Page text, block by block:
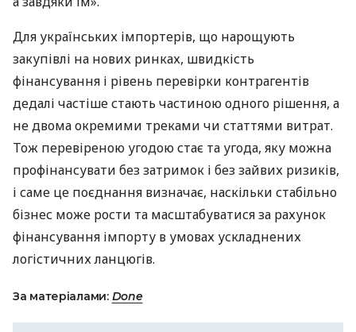
Для українських імпортерів, що нарощують
закупівлі на нових ринках, швидкість
фінансування і рівень перевірки контрагентів
дедалі частіше стають частиною одного рішення, а
не двома окремими треками чи статтями витрат.
Тож перевіреною угодою стає та угода, яку можна
профінансувати без затримок і без зайвих ризиків,
і саме це поєднання визначає, наскільки стабільно
бізнес може рости та масштабуватися за рахунок
фінансування імпорту в умовах ускладнених
логістичних ланцюгів.
За матеріалами: Done